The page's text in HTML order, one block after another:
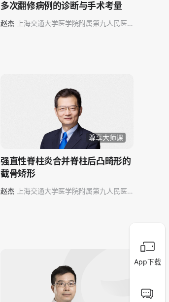
多次翻修病例的诊断与手术考量
赵杰
上海交通大学医学院附属第九人民医
尊享大师课
强直性脊柱炎合并脊柱后凸畸形的
截骨矫形
赵杰
上海交通大学医学院附属第九人民医
App下载